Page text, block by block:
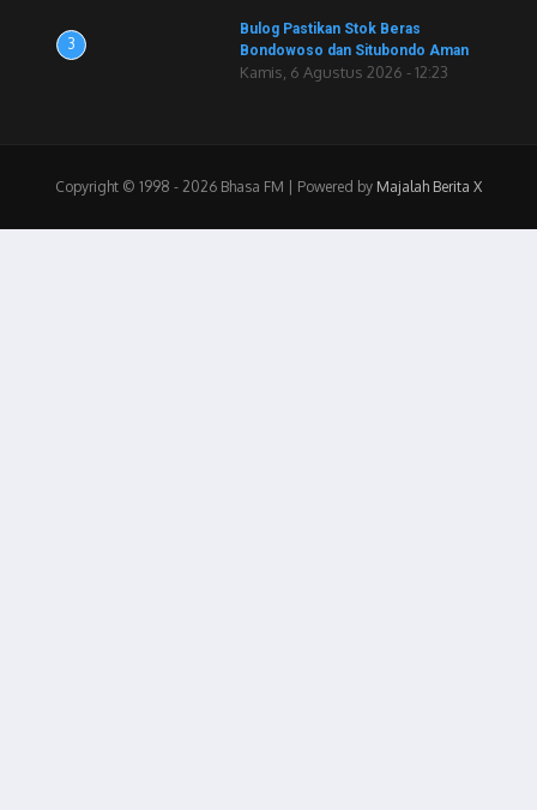
3
Bulog Pastikan Stok Beras
Bondowoso dan Situbondo Aman
Kamis, 6 Agustus 2026 - 12:23
Copyright © 1998 - 2026 Bhasa FM | Powered by Majalah Berita X